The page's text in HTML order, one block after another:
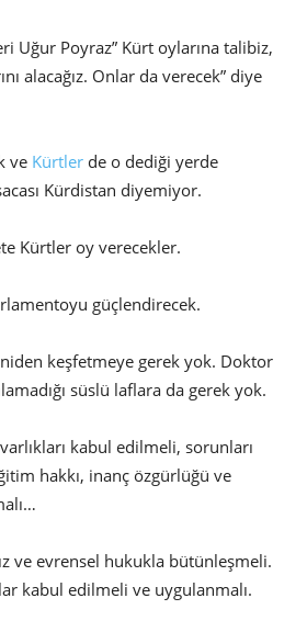
Uğur Poyraz” Kürt oylarına talibiz,
alacağız. Onlar da verecek” diye
ve Kürtler de o dediği yerde
Kürdistan diyemiyor.
Kürtler oy verecekler.
güçlendirecek.
keşfetmeye gerek yok. Doktor
süslü laflara da gerek yok.
kabul edilmeli, sorunları
hakkı, inanç özgürlüğü ve
ve evrensel hukukla bütünleşmeli.
kabul edilmeli ve uygulanmalı.